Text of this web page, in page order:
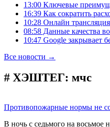
13:00 Ключевые
16:39 Как сократить
10:28 Онлайн
08:58 Данные качества
10:47 Google закрывает
Все новости →
# ХЭШТЕГ: мчс
Противопожарные нормы не
В ночь с седьмого на восьмое